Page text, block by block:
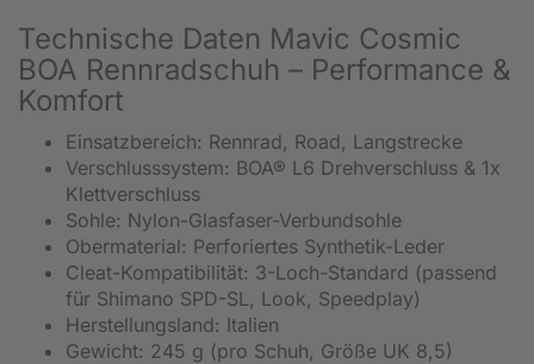
Technische Daten Mavic Cosmic
BOA Rennradschuh – Performance &
Komfort
Einsatzbereich: Rennrad, Road, Langstrecke
Verschlusssystem: BOA® L6 Drehverschluss & 1x
Klettverschluss
Sohle: Nylon-Glasfaser-Verbundsohle
Obermaterial: Perforiertes Synthetik-Leder
Cleat-Kompatibilität: 3-Loch-Standard (passend
für Shimano SPD-SL, Look, Speedplay)
Herstellungsland: Italien
Gewicht: 245 g (pro Schuh, Größe UK 8,5)